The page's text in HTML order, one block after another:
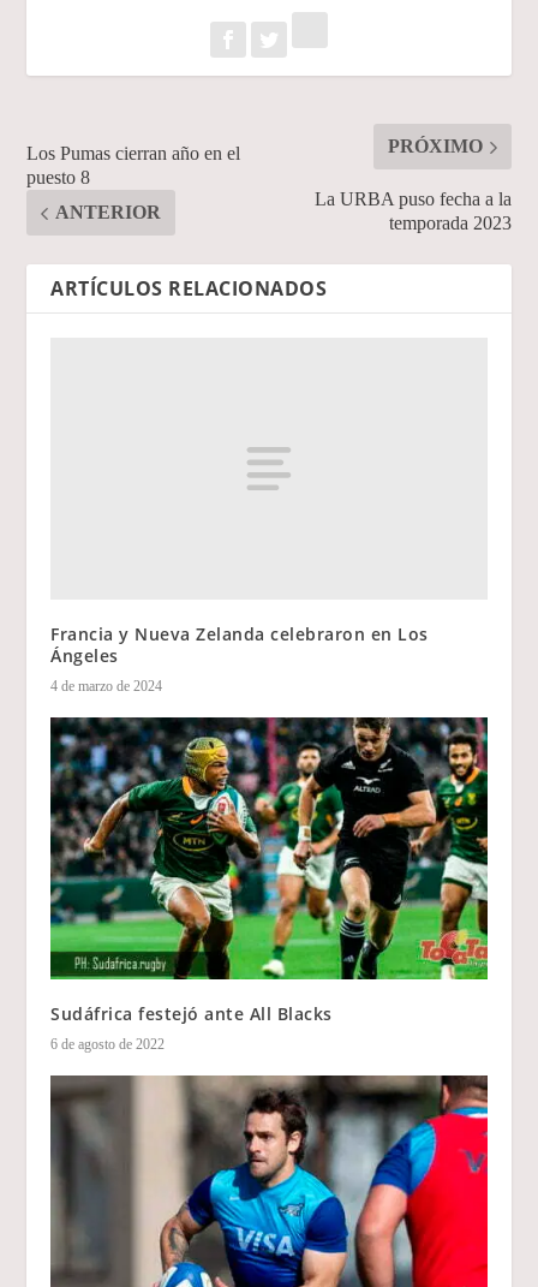
Los Pumas cierran año en el
puesto 8
ANTERIOR
PRÓXIMO
La URBA puso fecha a la
temporada 2023
ARTÍCULOS RELACIONADOS
Francia y Nueva Zelanda celebraron en Los
Ángeles
4 de marzo de 2024
Sudáfrica festejó ante All Blacks
6 de agosto de 2022